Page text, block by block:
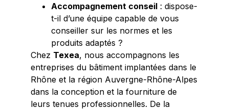
Accompagnement conseil : dispose-
t-il d’une équipe capable de vous
conseiller sur les normes et les
produits adaptés ?
Chez Texea, nous accompagnons les
entreprises du bâtiment implantées dans le
Rhône et la région Auvergne-Rhône-Alpes
dans la conception et la fourniture de
leurs tenues professionnelles. De la